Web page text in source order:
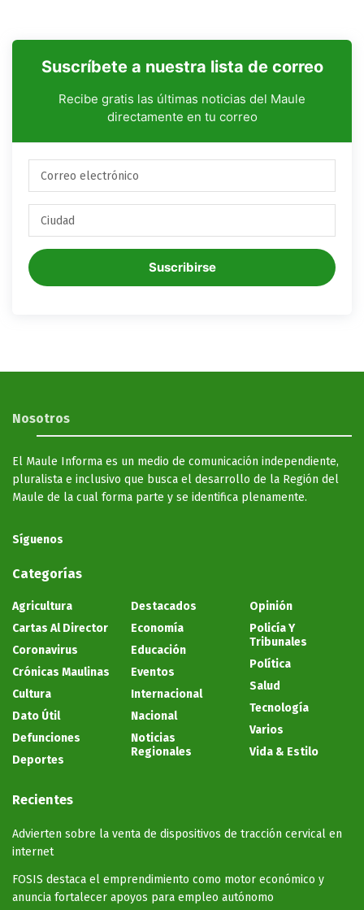
Suscríbete a nuestra lista de correo
Recibe gratis las últimas noticias del Maule
directamente en tu correo
Suscribirse
Nosotros
El Maule Informa es un medio de comunicación independiente,
pluralista e inclusivo que busca el desarrollo de la Región del
Maule de la cual forma parte y se identifica plenamente.
Síguenos
Categorías
Agricultura
Cartas Al Director
Coronavirus
Crónicas Maulinas
Cultura
Dato Útil
Defunciones
Deportes
Destacados
Economía
Educación
Eventos
Internacional
Nacional
Noticias
Regionales
Opinión
Policía Y
Tribunales
Política
Salud
Tecnología
Varios
Vida & Estilo
Recientes
Advierten sobre la venta de dispositivos de tracción cervical en
internet
FOSIS destaca el emprendimiento como motor económico y
anuncia fortalecer apoyos para empleo autónomo